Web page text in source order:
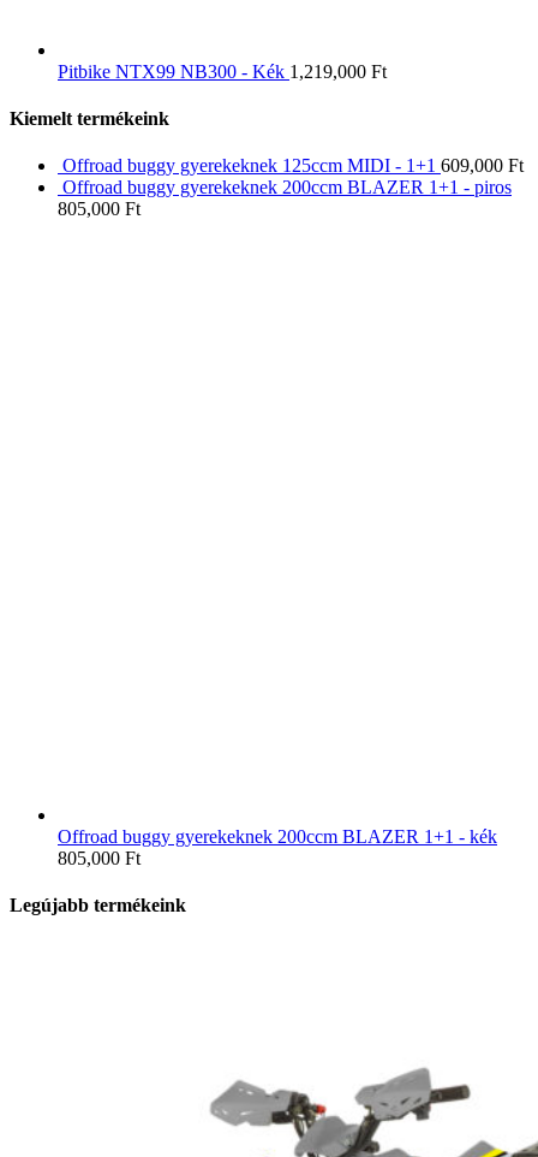
Pitbike NTX99 NB300 - Kék 1,219,000 Ft
Kiemelt termékeink
Offroad buggy gyerekeknek 125ccm MIDI - 1+1 609,000 Ft
Offroad buggy gyerekeknek 200ccm BLAZER 1+1 - piros
805,000 Ft
Offroad buggy gyerekeknek 200ccm BLAZER 1+1 - kék
805,000 Ft
Legújabb termékeink